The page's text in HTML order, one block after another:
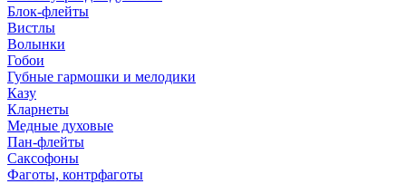
Блок-флейты
Вистлы
Волынки
Гобои
Губные гармошки и мелодики
Казу
Кларнеты
Медные духовые
Пан-флейты
Саксофоны
Фаготы, контрфаготы